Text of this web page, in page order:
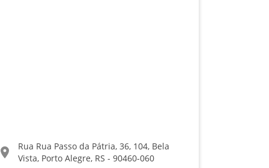
Rua Rua Passo da Pátria, 36, 104, Bela
Vista, Porto Alegre, RS - 90460-060